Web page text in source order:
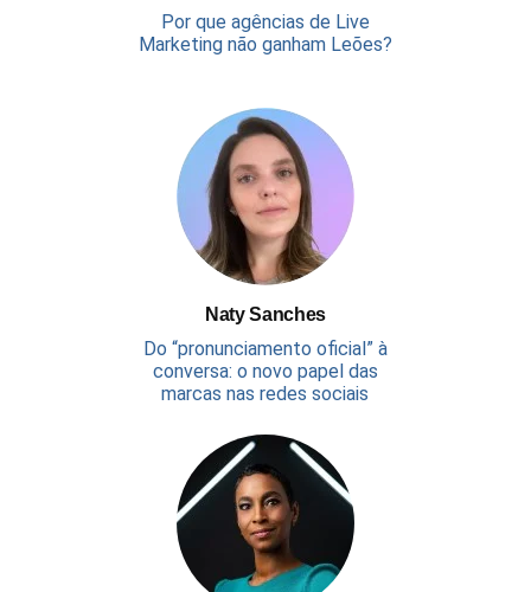
Por que agências de Live
Marketing não ganham Leões?
Naty Sanches
Do “pronunciamento oficial” à
conversa: o novo papel das
marcas nas redes sociais